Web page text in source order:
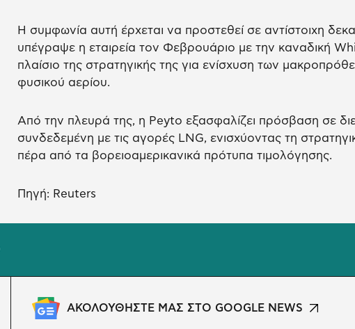
Η συμφωνία αυτή έρχεται να προστεθεί σε αντίστοιχη
υπέγραψε η εταιρεία τον Φεβρουάριο με την καναδική
πλαίσιο της στρατηγικής της για ενίσχυση των
φυσικού αερίου.
Από την πλευρά της, η Peyto εξασφαλίζει πρόσβαση σε
συνδεδεμένη με τις αγορές LNG, ενισχύοντας τη
πέρα από τα βορειοαμερικανικά πρότυπα τιμολόγησης.
Πηγή: Reuters
ΑΚΟΛΟΥΘΗΣΤΕ ΜΑΣ ΣΤΟ GOOGLE NEWS